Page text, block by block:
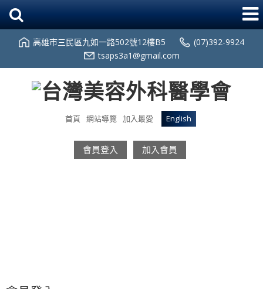
高雄市三民區九如一路502號12樓B5
(07)392-9924
tsaps3a1@gmail.com
首頁 網站導覽 加入最愛 English
會員登入 加入會員